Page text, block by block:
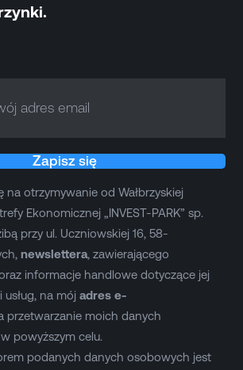
adres email
Zapisz się
na otrzymywanie od Wałbrzyskiej
Ekonomicznej „INVEST-PARK” sp.
przy ul. Uczniowskiej 16, 58-
newslettera, zawierającego
informacje handlowe dotyczące jej
usług, na mój adres e-
przetwarzanie moich danych
powyższym celu.
podanych danych osobowych jest